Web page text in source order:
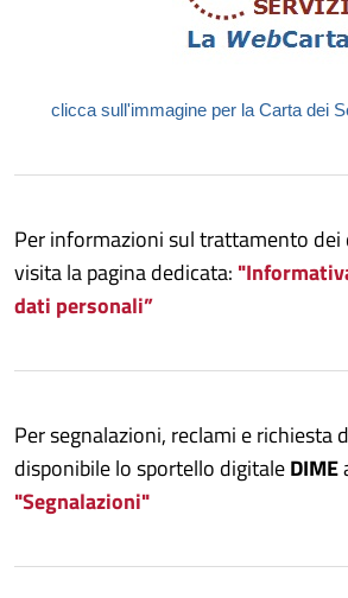
clicca sull'immagine per la Carta dei
Per informazioni sul trattamento dei
visita la pagina dedicata:
dati personali”
Per segnalazioni, reclami e
disponibile lo sportello digitaleDIME
"Segnalazioni"